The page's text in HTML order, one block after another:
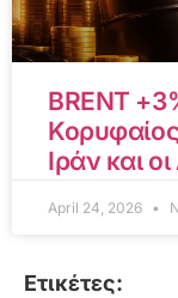
BRENT
Ιράν και
April 24, 2026
Ετικέτες: